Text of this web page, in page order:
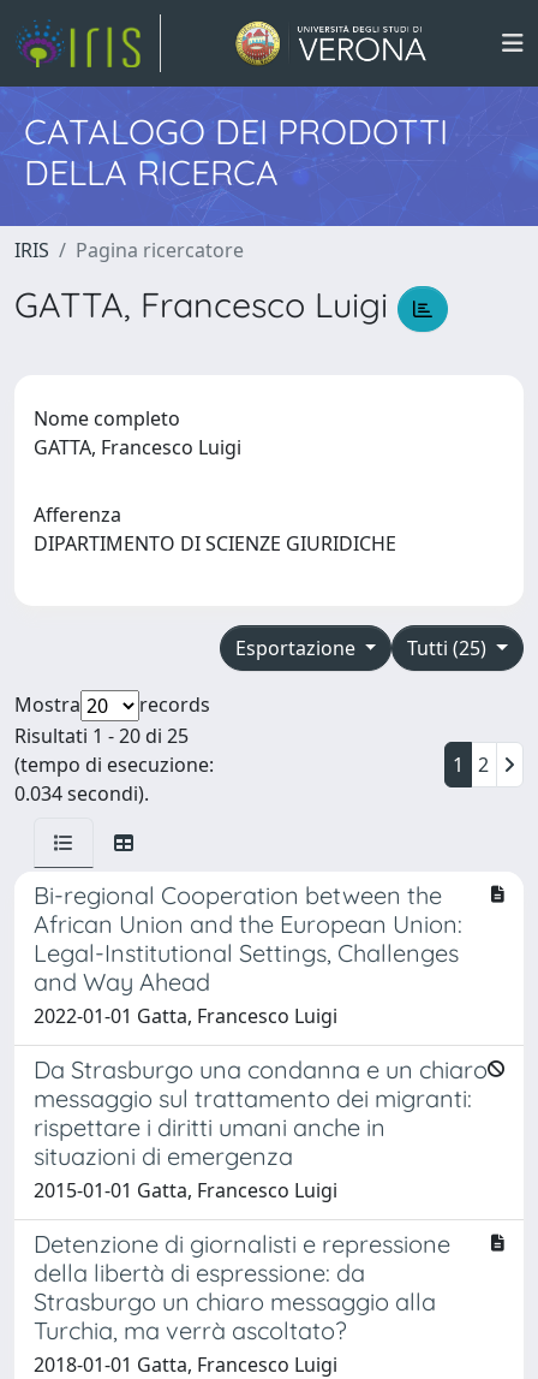
CATALOGO DEI PRODOTTI
DELLA RICERCA
IRIS Pagina ricercatore
GATTA, Francesco Luigi
Nome completo
GATTA, Francesco Luigi
Afferenza
DIPARTIMENTO DI SCIENZE GIURIDICHE
Tutti (25)
Esportazione
Mostra
records
Risultati 1 - 20 di 25
(tempo di esecuzione:
0.034 secondi).
1 2
Bi-regional Cooperation between the
African Union and the European Union:
Legal-Institutional Settings, Challenges
and Way Ahead
2022-01-01 Gatta, Francesco Luigi
Da Strasburgo una condanna e un chiaro
messaggio sul trattamento dei migranti:
rispettare i diritti umani anche in
situazioni di emergenza
2015-01-01 Gatta, Francesco Luigi
Detenzione di giornalisti e repressione
della libertà di espressione: da
Strasburgo un chiaro messaggio alla
Turchia, ma verrà ascoltato?
2018-01-01 Gatta, Francesco Luigi